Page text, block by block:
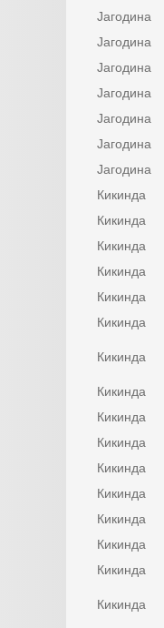
Јагодина
Јагодина
Јагодина
Јагодина
Јагодина
Јагодина
Јагодина
Кикинда
Кикинда
Кикинда
Кикинда
Кикинда
Кикинда
Кикинда
Кикинда
Кикинда
Кикинда
Кикинда
Кикинда
Кикинда
Кикинда
Кикинда
Кикинда